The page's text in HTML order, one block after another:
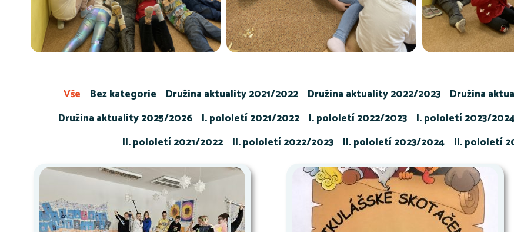
Bez kategorie Družina aktuality 2021/2022 Družina aktuality 2022/2023 Družina
Družina aktuality 2025/2026
I. pololetí 2021/2022 I. pololetí 2022/2023 I. pololetí 2023/
II. pololetí 2021/2022
II. pololetí 2022/2023 II. pololetí 2023/2024 II. pololetí
Vše